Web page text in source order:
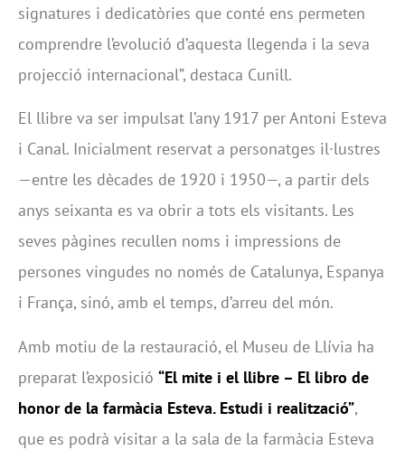
signatures i dedicatòries que conté ens permeten
comprendre l’evolució d’aquesta llegenda i la seva
projecció internacional”, destaca Cunill.
El llibre va ser impulsat l’any 1917 per Antoni Esteva
i Canal. Inicialment reservat a personatges il·lustres
—entre les dècades de 1920 i 1950—, a partir dels
anys seixanta es va obrir a tots els visitants. Les
seves pàgines recullen noms i impressions de
persones vingudes no només de Catalunya, Espanya
i França, sinó, amb el temps, d’arreu del món.
Amb motiu de la restauració, el Museu de Llívia ha
preparat l’exposició “El mite i el llibre – El libro de
honor de la farmàcia Esteva. Estudi i realització”,
que es podrà visitar a la sala de la farmàcia Esteva